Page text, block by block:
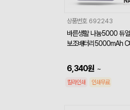
상품번호 692243
바른생활 나눔5000 듀
보조
6,340원 ~
칼라인쇄 인쇄무료